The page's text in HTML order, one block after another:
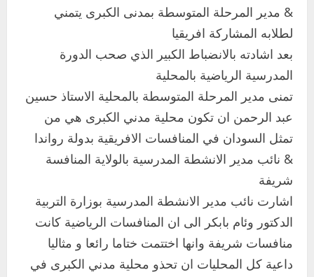
& مدير المرحلة المتوسطة بمدنى الكبرى يتمني
لطلابه المشاركة افريقيا
بعد اشادته بالانضباط الكبير الذي صحب الدورة
المدرسية الرياضية بالمحلية
تمنى مدير المرحلة المتوسطة بالمحلية الاستاذ حسين
عبد الرحمن ان تكون محلية مدني الكبرى هي من
تمثل السودان في المنافسات الافريقية بدولة رواندا
& نائب مدير الانشطة المدرسية بالولاية المنافسة
شريفة
اشارت نائب مدير الانشطة المدرسية بوزارة التربية
الدكتور وئام بابكر الى ان المنافسات الرياضية كانت
منافسات شريفة وانها اختتمت ختاما رائعا و مثاليا
داعية كل المحليات ان تحذو محلية مدني الكبرى في